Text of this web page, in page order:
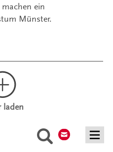
Suche
ein
Münster.
laden